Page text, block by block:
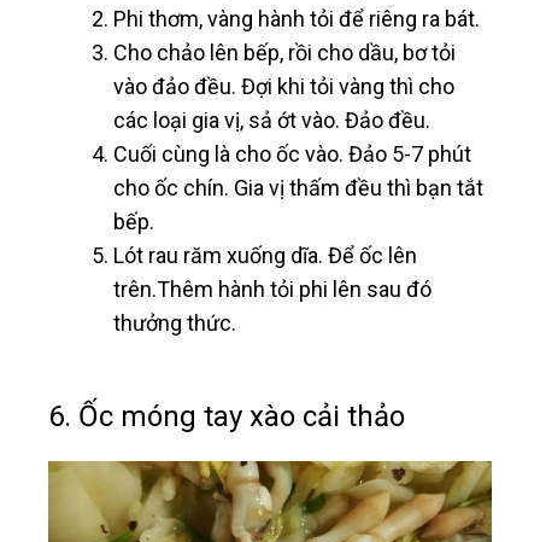
Phi thơm, vàng hành tỏi để riêng ra bát.
Cho chảo lên bếp, rồi cho dầu, bơ tỏi
vào đảo đều. Đợi khi tỏi vàng thì cho
các loại gia vị, sả ớt vào. Đảo đều.
Cuối cùng là cho ốc vào. Đảo 5-7 phút
cho ốc chín. Gia vị thấm đều thì bạn tắt
bếp.
Lót rau răm xuống dĩa. Để ốc lên
trên.Thêm hành tỏi phi lên sau đó
thưởng thức.
6. Ốc móng tay xào cải thảo